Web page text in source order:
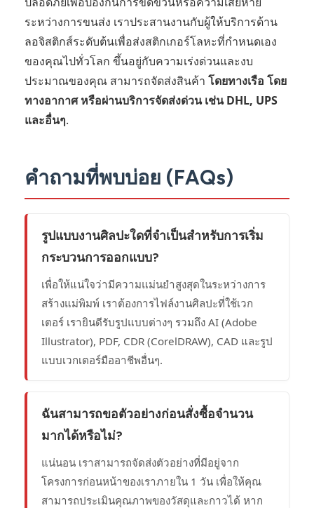
ระหว่างการขนส่ง เราประสานงานกับผู้ให้บริการด้าน
ลอจิสติกส์ระดับต้นเพื่อส่งสติกเกอร์โลหะที่กำหนดเอง
ของคุณไปทั่วโลก ขึ้นอยู่กับความเร่งด่วนและงบ
ประมาณของคุณ สามารถจัดส่งสินค้า โดยทางเรือ โดย
ทางอากาศ หรือผ่านบริการจัดส่งด่วน เช่น DHL, UPS
และอื่นๆ.
คำถามที่พบบ่อย (FAQs)
รูปแบบงานศิลปะใดที่จำเป็นสำหรับการเริ่ม
กระบวนการออกแบบ?
เพื่อให้แน่ใจว่ามีความแม่นยำสูงสุดในระหว่างการ
สร้างแม่พิมพ์ เราต้องการไฟล์งานศิลปะที่ใช้เวก
เตอร์ เรายินดีรับรูปแบบต่างๆ รวมถึง AI (Adobe
Illustrator), PDF, CDR (CorelDRAW), CAD และรูป
แบบเวกเตอร์มืออาชีพอื่นๆ.
ฉันสามารถขอตัวอย่างก่อนสั่งซื้อจำนวน
มากได้หรือไม่?
แน่นอน เราสามารถจัดส่งตัวอย่างที่มีอยู่จาก
โครงการก่อนหน้าของเราภายใน 1 วัน เพื่อให้คุณ
สามารถประเมินคุณภาพของวัสดุและกาวได้ หาก